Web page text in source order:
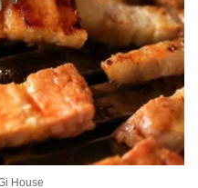
House